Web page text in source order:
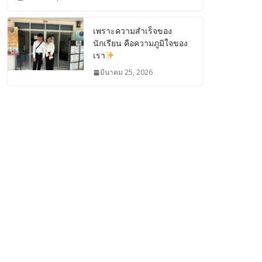
เพราะความสำเร็จของ
นักเรียน คือความภูมิใจของ
เรา
มีนาคม 25, 2026